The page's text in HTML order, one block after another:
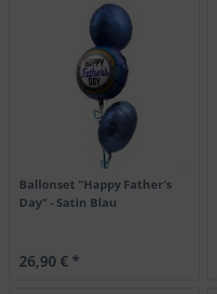
Ballonset "Happy Father's
Day" - Satin Blau
26,90 € *